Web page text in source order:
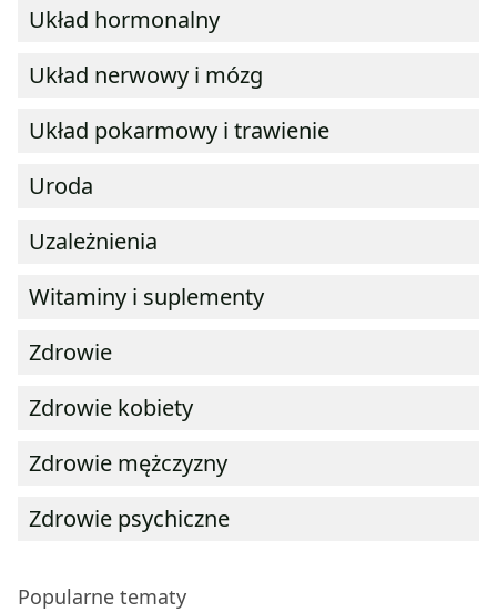
Układ hormonalny
Układ nerwowy i mózg
Układ pokarmowy i trawienie
Uroda
Uzależnienia
Witaminy i suplementy
Zdrowie
Zdrowie kobiety
Zdrowie mężczyzny
Zdrowie psychiczne
Popularne tematy